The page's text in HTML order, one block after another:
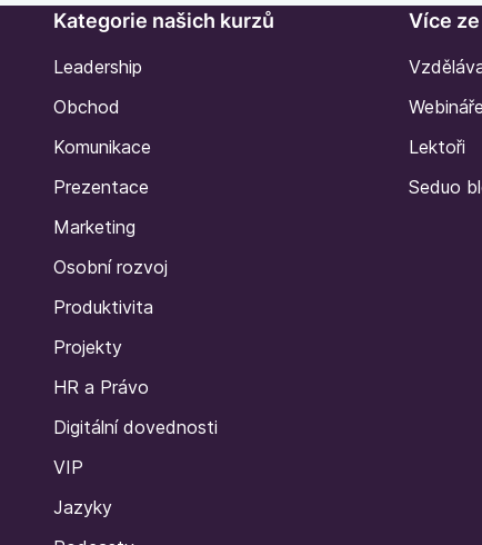
Kategorie našich kurzů
Leadership
Obchod
Komunikace
Prezentace
Marketing
Osobní rozvoj
Produktivita
Projekty
HR a Právo
Digitální dovednosti
VIP
Jazyky
Více
Lektoři
Seduo